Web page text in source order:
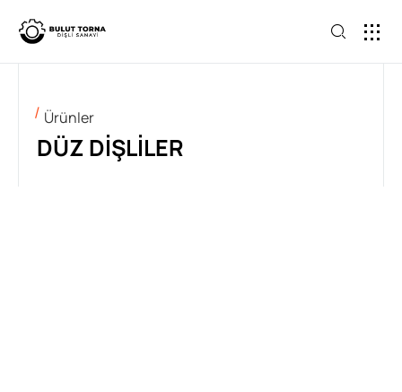
Ürünler
DÜZ DIŞLILER